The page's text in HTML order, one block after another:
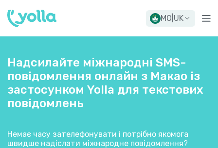
MO UK
Надсилайте міжнародні SMS-
повідомлення онлайн з Макао із
застосунком Yolla для текстових
повідомлень
Немає часу зателефонувати і потрібно якомога
швидше надіслати міжнародне повідомлення?